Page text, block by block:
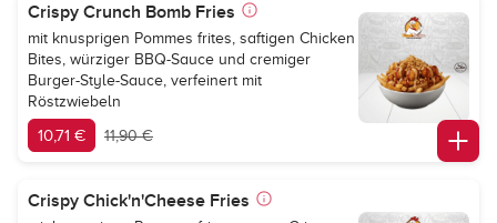
Crispy Crunch Bomb Fries
mit knusprigen Pommes frites, saftigen Chicken
Bites, würziger BBQ-Sauce und cremiger
Burger-Style-Sauce, verfeinert mit
Röstzwiebeln
10,71 € 11,90 €
Crispy Chick'n'Cheese Fries